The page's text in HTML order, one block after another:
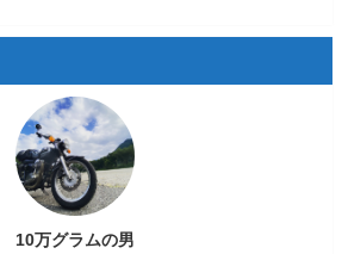
10万グラムの男